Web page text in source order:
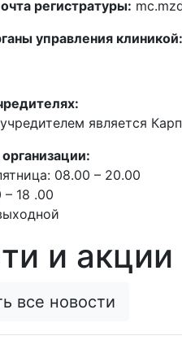
регистратуры:
управления клиникой:
является
08.00 – 20.00
– 18 .00
и акции
все новости